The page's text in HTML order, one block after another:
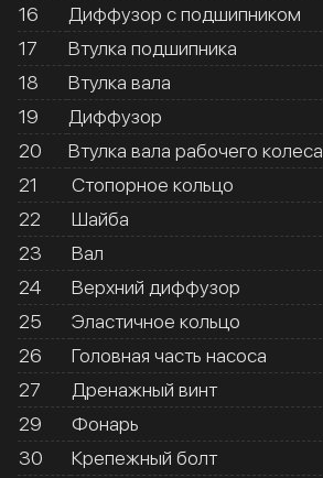
16
Диффузор с подшипником
17
Втулка подшипника
18
Втулка вала
19
Диффузор
20
Втулка вала рабочего колеса
21
Стопорное кольцо
22
Шайба
23
Вал
24
Верхний диффузор
25
Эластичное кольцо
26
Головная часть насоса
27
Дренажный винт
29
Фонарь
30
Крепежный болт